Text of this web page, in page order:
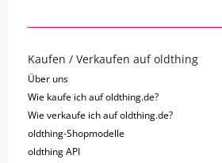
Kaufen / Verkaufen auf oldthing
Über uns
Wie kaufe ich auf oldthing.de?
Wie verkaufe ich auf oldthing.de?
oldthing-Shopmodelle
oldthing API